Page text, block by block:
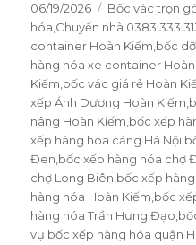
Đăng
vào
ngày
06/19/2026
Danh
mục
Bốc vác trọn
hóa Chuyển nhà
container Hoàn Kiếm bốc
hàng hóa xe container
Kiếm bốc vác giá rẻ Hoàn
xếp Ánh Dương Hoàn Kiếm
nâng Hoàn Kiếm bốc xếp
xếp hàng hóa cảng Hà Nội
Đen bốc xếp hàng hóa chợ
chợ Long Biên bốc xếp
hàng hóa Hoàn Kiếm bốc
hàng hóa Trần Hưng Đạo
vụ bốc xếp hàng hóa quận